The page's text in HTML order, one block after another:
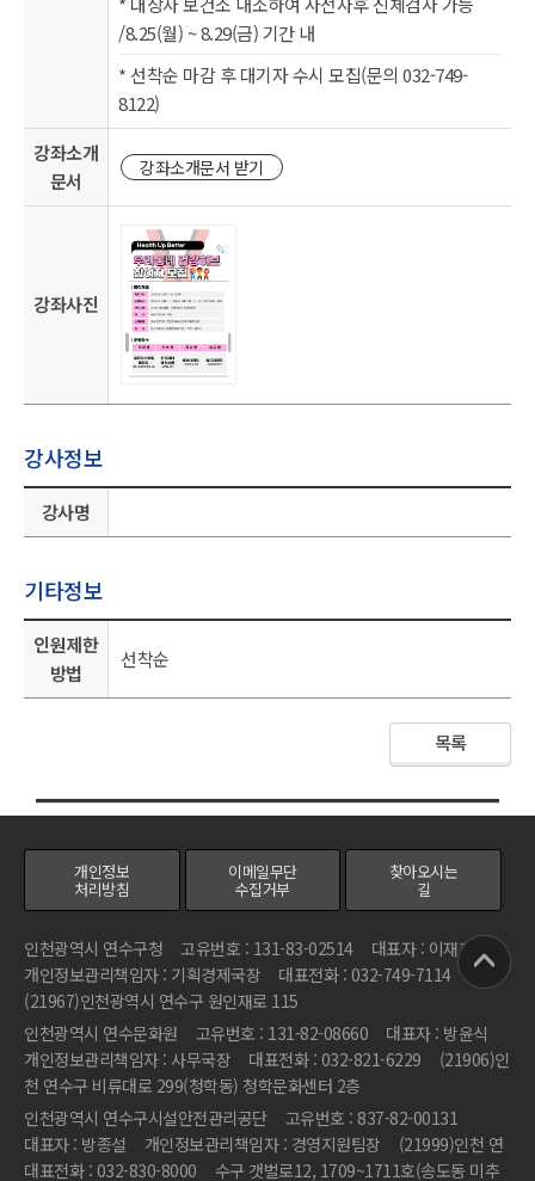
/8.25(월) ~ 8.29(금) 기간 내
* 선착순 마감 후 대기자 수시 모집(문의 032-749-
8122)
강좌소개
문서
강좌소개문서 받기
강좌사진
강사정보
강사명
기타정보
인원제한
방법
선착순
목록
개인정보
처리방침
이메일무단
수집거부
찾아오시는
길
인천광역시 연수구청 고유번호 : 131-83-02514
대표자 : 이재호
개인정보관리책임자 : 기획경제국장
대표전화 : 032-749-7114
(21967)인천광역시 연수구 원인재로 115
인천광역시 연수문화원
고유번호 : 131-82-08660
대표자 : 방윤식
개인정보관리책임자 : 사무국장
대표전화 : 032-821-6229
(21906)인
천 연수구 비류대로 299(청학동) 청학문화센터 2층
인천광역시 연수구시설안전관리공단
고유번호 : 837-82-00131
대표자 : 방종설
개인정보관리책임자 : 경영지원팀장
대표전화 : 032-830-8000
(21999)인천 연
수구 갯벌로12, 1709~1711호(송도동 미추